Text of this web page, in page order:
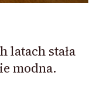
latach stała
modna.